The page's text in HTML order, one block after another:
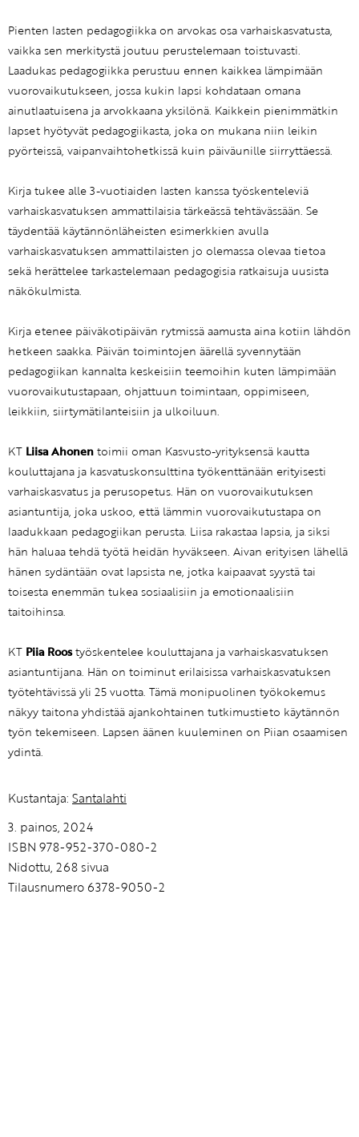
Pienten lasten pedagogiikka on arvokas osa varhaiskasvatusta,
vaikka sen merkitystä joutuu perustelemaan toistuvasti.
Laadukas pedagogiikka perustuu ennen kaikkea lämpimään
vuorovaikutukseen, jossa kukin lapsi kohdataan omana
ainutlaatuisena ja arvokkaana yksilönä. Kaikkein pienimmätkin
lapset hyötyvät pedagogiikasta, joka on mukana niin leikin
pyörteissä, vaipanvaihtohetkissä kuin päiväunille siirryttäessä.
Kirja tukee alle 3-vuotiaiden lasten kanssa työskenteleviä
varhaiskasvatuksen ammattilaisia tärkeässä tehtävässään. Se
täydentää käytännönläheisten esimerkkien avulla
varhaiskasvatuksen ammattilaisten jo olemassa olevaa tietoa
sekä herättelee tarkastelemaan pedagogisia ratkaisuja uusista
näkökulmista.
Kirja etenee päiväkotipäivän rytmissä aamusta aina kotiin lähdön
hetkeen saakka. Päivän toimintojen äärellä syvennytään
pedagogiikan kannalta keskeisiin teemoihin kuten lämpimään
vuorovaikutustapaan, ohjattuun toimintaan, oppimiseen,
leikkiin, siirtymätilanteisiin ja ulkoiluun.
KT Liisa Ahonen toimii oman Kasvusto-yrityksensä kautta
kouluttajana ja kasvatuskonsulttina työkenttänään erityisesti
varhaiskasvatus ja perusopetus. Hän on vuorovaikutuksen
asiantuntija, joka uskoo, että lämmin vuorovaikutustapa on
laadukkaan pedagogiikan perusta. Liisa rakastaa lapsia, ja siksi
hän haluaa tehdä työtä heidän hyväkseen. Aivan erityisen lähellä
hänen sydäntään ovat lapsista ne, jotka kaipaavat syystä tai
toisesta enemmän tukea sosiaalisiin ja emotionaalisiin
taitoihinsa.
KT Piia Roostyöskentelee kouluttajana ja varhaiskasvatuksen
asiantuntijana. Hän on toiminut erilaisissa varhaiskasvatuksen
työtehtävissä yli 25 vuotta. Tämä monipuolinen työkokemus
näkyy taitona yhdistää ajankohtainen tutkimustieto käytännön
työn tekemiseen. Lapsen äänen kuuleminen on Piian osaamisen
ydintä.
Kustantaja: Santalahti
3. painos, 2024
ISBN 978-952-370-080-2
Nidottu, 268 sivua
Tilausnumero 6378-9050-2